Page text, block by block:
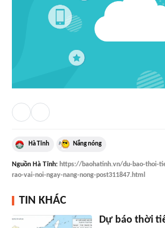
Hà Tĩnh Nắng nóng
Nguồn Hà Tĩnh: https://baohatinh.vn/du-bao-thoi-
rao-vai-noi-ngay-nang-nong-post311847.html
TIN KHÁC
Dự báo thời